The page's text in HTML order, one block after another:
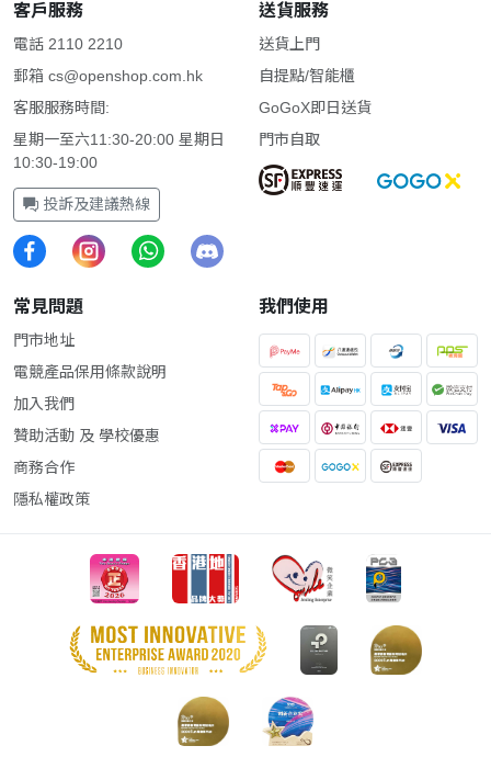
客戶服務
電話 2110 2210
郵箱 cs@openshop.com.hk
客服服務時間:
星期一至六11:30-20:00 星期日
10:30-19:00
投訴及建議熱線
送貨服務
送貨上門
自提點/智能櫃
GoGoX即日送貨
門市自取
常見問題
門市地址
電競產品保用條款說明
加入我們
贊助活動 及 學校優惠
商務合作
隱私權政策
我們使用